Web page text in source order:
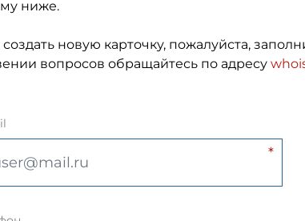
ниже.
новую карточку, пожалуйста,
вопросов обращайтесь по адресу